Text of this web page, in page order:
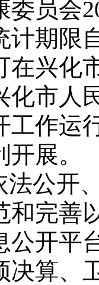
委员会
计期限
兴化
化市人
工作运
展。
法公开
和完善
公开平
决算、